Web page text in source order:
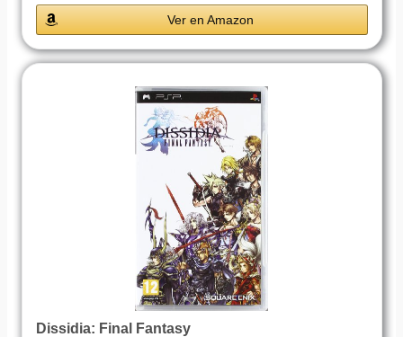
Ver en Amazon
Dissidia: Final Fantasy